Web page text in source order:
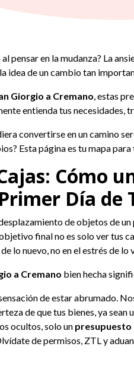
pensar en la mudanza? La
idea de un cambio tan
Giorgio a Cremano, estas
entienda tus necesidades,
convertirse en un camino
Esta página es tu mapa
Cómo
Día de
de objetos de
final no es solo ver tus
lo nuevo, no en el estrés de lo
a Cremano bien hecha
de estar abrumado.
de que tus bienes, ya
ocultos, solo un presupuesto
de permisos, ZTL y